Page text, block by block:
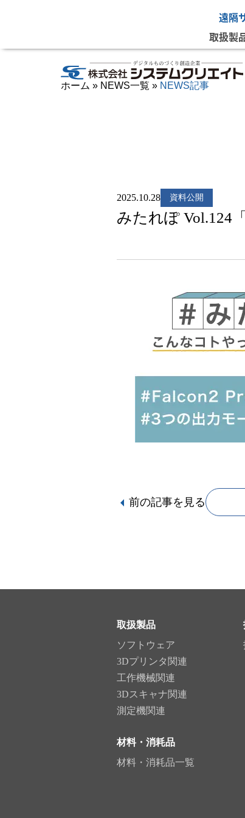
遠隔
取扱製
ホーム » NEWS一覧 » NEWS記事
2025.10.28 資料公開
みたれぽ Vol.124
前の記事を見る
取扱製品
ソフトウェア
3Dプリンタ関連
工作機械関連
3Dスキャナ関連
測定機関連
材料・消耗品
材料・消耗品一覧